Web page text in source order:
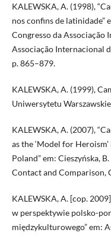
KALEWSKA, A. (1998),
nos confins de latinidade”
Congresso da Associação
Associação Internacional
p. 865–879.
KALEWSKA, A. (1999),
Uniwersytetu
KALEWSKA, A. (2007),
as the ‘Model for
Poland” em: Cieszyńska,
Contact and Comparison,
KALEWSKA, A. [cop.
w perspektywie polsko-
międzykulturowego” em: